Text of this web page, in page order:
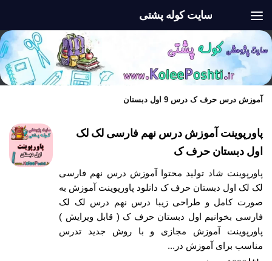
سایت کوله پشتی
آموزش درس حرف ک درس 9 اول دبستان
پاورپوینت آموزش درس نهم فارسی لک لک
اول دبستان حرف ک
پاورپوینت شاد تولید محتوا آموزش درس نهم فارسی
لک لک اول دبستان حرف ک دانلود پاورپوینت آموزش به
صورت کامل و طراحی زیبا درس نهم درس لک لک
فارسی بخوانیم اول دبستان حرف ک ( قابل ویرایش )
پاورپوینت آموزش مجازی و با روش جدید تدرس
مناسب برای آموزش در...